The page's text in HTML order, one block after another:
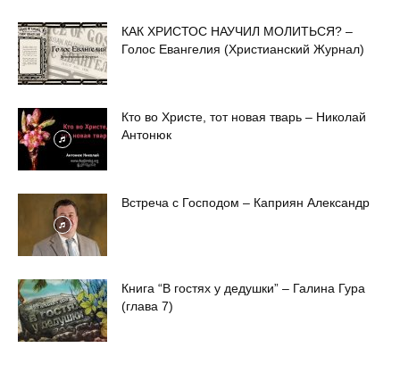
КАК ХРИСТОС НАУЧИЛ МОЛИТЬСЯ? –
Голос Евангелия (Христианский Журнал)
Кто во Христе, тот новая тварь – Николай
Антонюк
Встреча с Господом – Каприян Александр
Книга “В гостях у дедушки” – Галина Гура
(глава 7)